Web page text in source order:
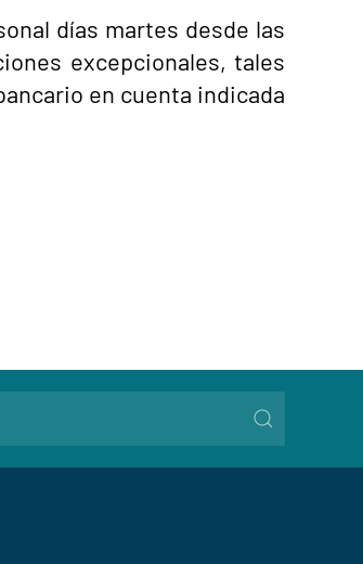
días martes desde las
excepcionales, tales
en cuenta indicada